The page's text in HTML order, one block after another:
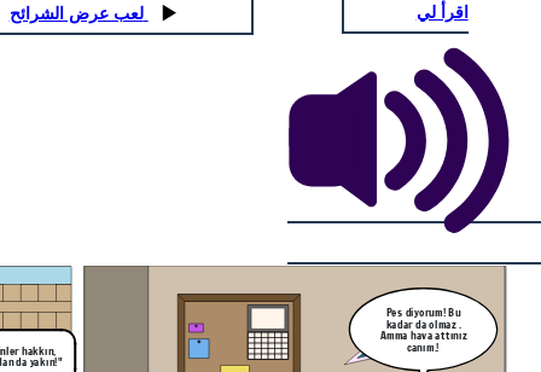
لعب عرض الشرائح اقرأ لي
Pes diyorum! Bu
kadar da olmaz .
Amma hava attınız
canım.!
hakkın,
da yakın!"